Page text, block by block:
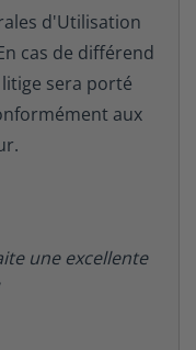
d'Utilisation
cas de différend
sera porté
aux
une excellente